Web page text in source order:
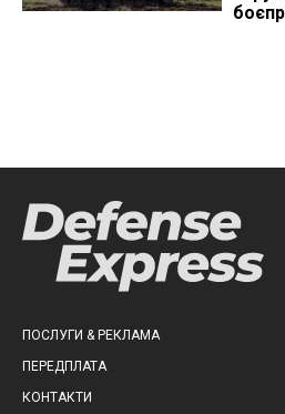
ПОСЛУГИ & РЕКЛАМА
ПЕРЕДПЛАТА
КОНТАКТИ